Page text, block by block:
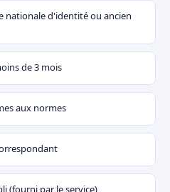
nationale d'identité ou ancien
de 3 mois
aux normes
(fourni par le service)